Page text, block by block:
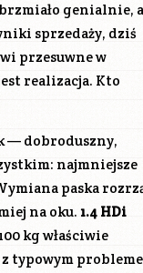
genialnie,
sprzedaży, dziś
przesuwne w
realizacja. Kto
— dobroduszny,
najmniejsze
paska
na oku. 1.4 HDi
kg właściwie
z typowym